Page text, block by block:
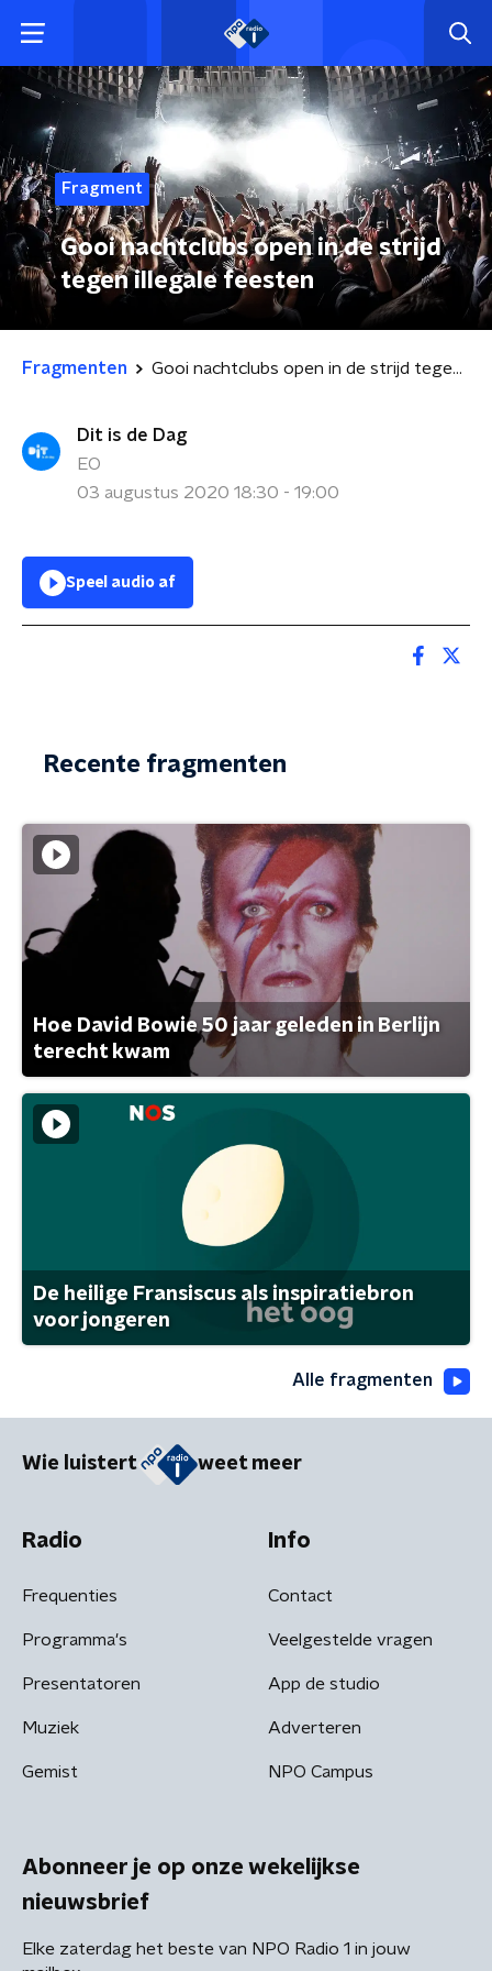
Fragment
Gooi nachtclubs open in de strijd
tegen illegale feesten
Fragmenten Gooi nachtclubs open in de strijd tegen illegale feesten
Dit is de Dag
EO
03 augustus 2020 18:30 - 19:00
Speel audio af
Recente fragmenten
Hoe David Bowie 50 jaar geleden in Berlijn
terecht kwam
De heilige Fransiscus als inspiratiebron
voor jongeren
Alle fragmenten
Wie luistert weet meer
Radio
Frequenties
Programma's
Presentatoren
Muziek
Gemist
Info
Contact
Veelgestelde vragen
App de studio
Adverteren
NPO Campus
Abonneer je op onze wekelijkse
nieuwsbrief
Elke zaterdag het beste van NPO Radio 1 in jouw